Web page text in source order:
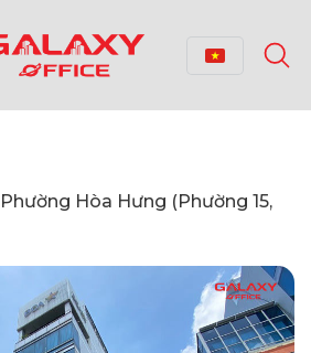
Hòa Hưng (Phường 15,